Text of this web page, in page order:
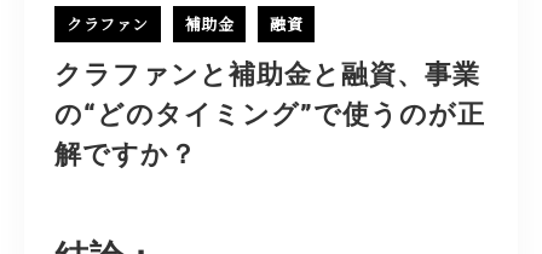
クラファン 補助金 融資
クラファンと補助金と融資、事業
の“どのタイミング”で使うのが正
解ですか？